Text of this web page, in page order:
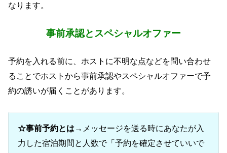
なります。
事前承認とスペシャルオファー
予約を入れる前に、ホストに不明な点などを問い合わせ
ることでホストから事前承認やスペシャルオファーで予
約の誘いが届くことがあります。
☆事前予約とは →メッセージを送る時にあなたが入
力した宿泊期間と人数で「予約を確定させていいで